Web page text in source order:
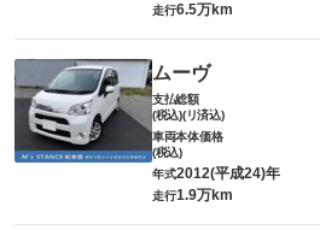
走行6.5万km
ムーヴ
支払総額
(税込)(リ済込)
車両本体価格
(税込)
年式2012(平成24)年
走行1.9万km